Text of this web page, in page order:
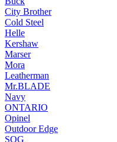
City Brother
Cold Steel
Helle
Kershaw
Marser
Mora
Leatherman
Mr.BLADE
Navy
ONTARIO
Opinel
Outdoor Edge
SOG